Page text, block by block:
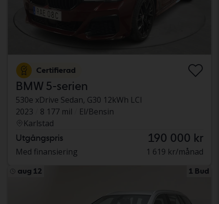
Certifierad
BMW 5-serien
530e xDrive Sedan, G30 12kWh LCI
2023
8 177 mil
El/Bensin
Karlstad
Utgångspris 190 000 kr
Med finansiering 1 619 kr/månad
aug 12 1 Bud